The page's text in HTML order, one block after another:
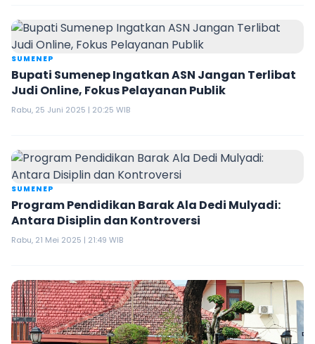
SUMENEP
Bupati Sumenep Ingatkan ASN Jangan Terlibat
Judi Online, Fokus Pelayanan Publik
Rabu, 25 Juni 2025 | 20:25 WIB
SUMENEP
Program Pendidikan Barak Ala Dedi Mulyadi:
Antara Disiplin dan Kontroversi
Rabu, 21 Mei 2025 | 21:49 WIB